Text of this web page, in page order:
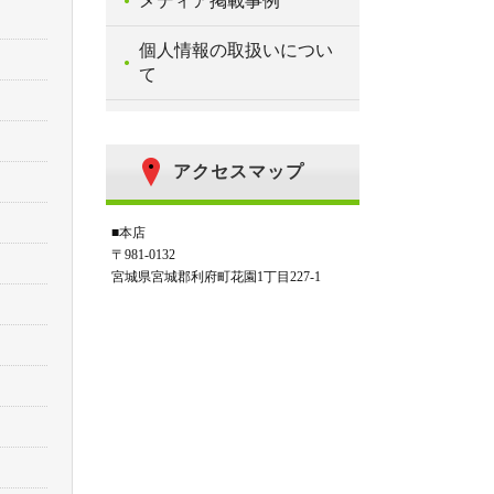
個人情報の取扱いについ
て
アクセスマップ
■本店
〒981-0132
宮城県宮城郡利府町花園1丁目227-1